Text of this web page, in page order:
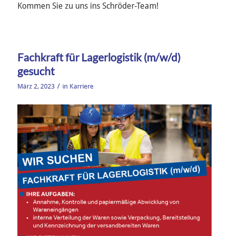
Kommen Sie zu uns ins Schröder-Team!
Fachkraft für Lagerlogistik (m/w/d)
gesucht
März 2, 2023 / in Karriere